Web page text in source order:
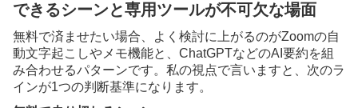
できるシーンと専用ツールが不可欠な場面
無料で済ませたい場合、よく検討に上がるのがZoomの自
動文字起こしやメモ機能と、ChatGPTなどのAI要約を組
み合わせるパターンです。私の視点で言いますと、次のラ
インが1つの判断基準になります。